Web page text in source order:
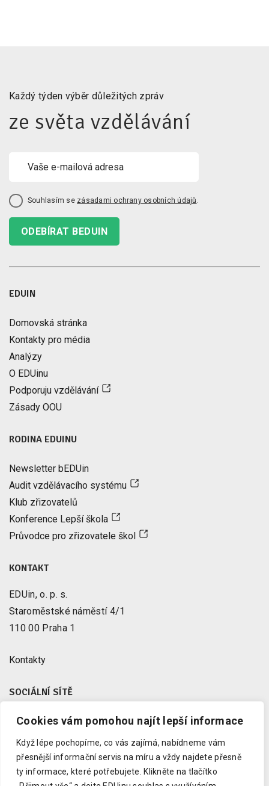
Cookies vám pomohou najít lepší informace
Když lépe pochopíme, co vás zajímá, nabídneme vám
přesnější informační servis na míru a vždy najdete přesně
ty informace, které potřebujete.
Klikněte na tlačítko
Každý týden výběr důležitých zpráv
ze světa vzdělávání
Souhlasím se zásadami ochrany osobních údajů
ODEBÍRAT BEDUIN
EDUIN
Domovská stránka
Kontakty pro média
Analýzy
O EDUinu
Podporuju vzdělávání
Zásady OOU
RODINA EDUINU
Newsletter bEDUin
Audit vzdělávacího systému
Klub zřizovatelů
Konference Lepší škola
Průvodce pro zřizovatele škol
KONTAKT
EDUin, o. p. s.
Staroměstské náměstí 4/1
110 00 Praha 1
Kontakty
SOCIÁLNÍ SÍTĚ
Facebook
Instagram
Youtube